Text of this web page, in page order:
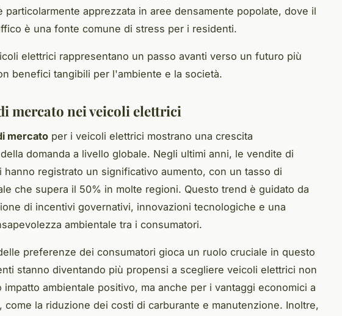
particolarmente apprezzata in aree densamente popolate, dove il
è una fonte comune di stress per i residenti.
elettrici rappresentano un passo avanti verso un futuro più
benefici tangibili per l'ambiente e la società.
mercato nei veicoli elettrici
mercato per i veicoli elettrici mostrano una crescita
domanda a livello globale. Negli ultimi anni, le vendite di
hanno registrato un significativo aumento, con un tasso di
che supera il 50% in molte regioni. Questo trend è guidato da
di incentivi governativi, innovazioni tecnologiche e una
ambientale tra i consumatori.
preferenze dei consumatori gioca un ruolo cruciale in questo
stanno diventando più propensi a scegliere veicoli elettrici non
impatto ambientale positivo, ma anche per i vantaggi economici a
come la riduzione dei costi di carburante e manutenzione. Inoltre,